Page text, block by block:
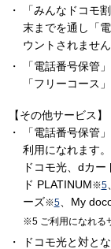
「みんなドコモ
末までを通し「
ウントされません
「電話番号保管
「フリーコース
【その他サービス】
「電話番号保管
利用になれます。
ドコモ光、dカ
ド PLATINUM※5
ーズ※5、My
ご利用になれる
ドコモ光と対と